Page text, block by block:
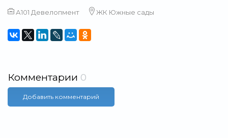
А101 Девелопмент ЖК Южные сады
Комментарии 0
Добавить комментарий